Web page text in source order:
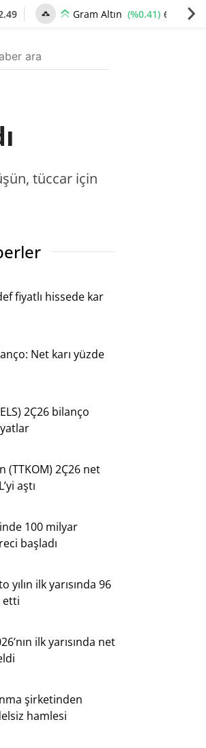
Gram Altın (%0.41) 6522.51
tüccar için
fiyatlı hissede kar
Net karı yüzde
2Ç26 bilanço
(TTKOM) 2Ç26 net
aştı
100 milyar
başladı
yılın ilk yarısında 96
etti
ilk yarısında net
şirketinden
hamlesi